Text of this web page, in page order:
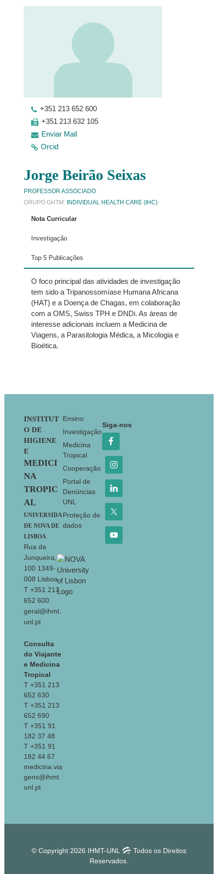
+351 213 652 600
+351 213 632 105
Enviar Mail
Orcid
Jorge Beirão Seixas
PROFESSOR ASSOCIADO
GRUPO GHTM: INDIVIDUAL HEALTH CARE (IHC)
Nota Curricular
Investigação
Top 5 Publicações
O foco principal das atividades de investigação
tem sido a Tripanossomíase Humana Africana
(HAT) e a Doença de Chagas, em colaboração
com a OMS, Swiss TPH e DNDi. As áreas de
interesse adicionais incluem a Medicina de
Viagens, a Parasitologia Médica, a Micologia e
Bioética.
(2018) Subclinical Enteric Parasitic
Infants in São Tomé, Africa: A Birth
Cohort StudyInt. J. Environ. Res. Public
Health
688; https://doi.org/10.3390/ijerph15040688
Garzón M, Pereira-da-Silva
Seixas
J, Papoila AL, Alves M,
Ferreira F, Reis A. (2017) Association of
enteric parasitic infections with
intestinal inflammation and
permeability in asymptomatic infants of
São Tomé Island.Pathog Glob Health
Mar 10:1-12. doi:
10.1080/20477724.2017.1299831
Parreira R, Conceição C, Centeno-
Lima S, Marques N, Saraiva da Cunha
J, Abreu C, Sá L, Sarmento A, Atouguia
Mansinho K, Antunes A, Teodósio R,
cases from four Portuguese
12;8(9):1210-5.
Valente C,
Chagas cardiomyopathy in
nonendemic countries.
4:234-9.
Lutje V,
Chemotherapy for second-stage
No.: CD006201. DOI:
Footer
INSTITUT
O DE
HIGIENE
E
MEDICI
NA
TROPIC
AL
UNIVERSIDA
DE NOVA DE
LISBOA
Rua da
Junqueira,
100 1349-
008 Lisboa
T +351 213
652 600
geral@ihmt.
unl.pt
Consulta
do Viajante
e Medicina
Tropical
T +351 213
652 630
T +351 213
652 690
T +351 91
182 37 48
T +351 91
182 44 67
medicina.via
gens@ihmt.
unl.pt
Ensino
Investigação
Medicina
Tropical
Cooperação
Portal de
Denúncias
UNL
Proteção de
dados
Siga-nos
© Copyright 2026 IHMT-UNL
Todos os Direitos
Reservados.